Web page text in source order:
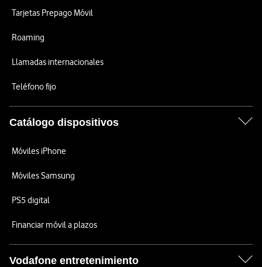
Tarjetas Prepago Móvil
Roaming
Llamadas internacionales
Teléfono fijo
Catálogo dispositivos
Móviles iPhone
Móviles Samsung
PS5 digital
Financiar móvil a plazos
Vodafone entretenimiento